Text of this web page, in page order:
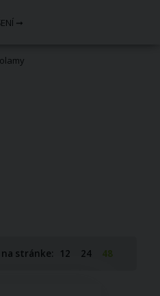
➞
stránke: 12 24 48